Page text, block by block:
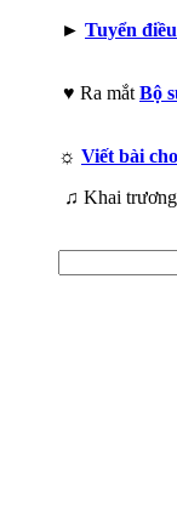
► Tuyển
♥ Ra mắt Bộ
☼ Viết bài
♫ Khai trương